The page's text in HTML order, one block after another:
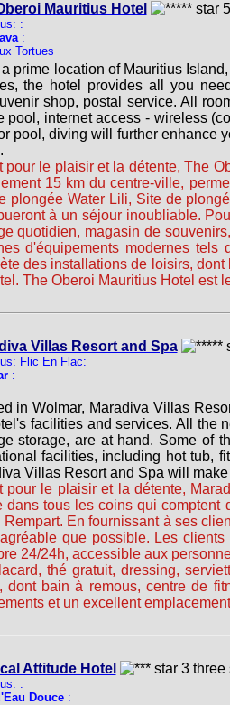
Mauritius Hotel
:
:
Tortues
prime location of Mauritius
the hotel provides all you
shop, postal service. All
pool, internet access - wireless
pool, diving will further enhance
pour le plaisir et la détente, The
15 km du centre-ville,
plongée Water Lili, Site de
à un séjour inoubliable.
quotidien, magasin de
d'équipements modernes
des installations de loisirs,
The Oberoi Mauritius Hotel est
Villas Resort and Spa
Flic En Flac:
:
in Wolmar, Maradiva Villas
facilities and services. All the
storage, are at hand. Some of
facilities, including hot tub,
Villas Resort and Spa will
pour le plaisir et la détente,
dans tous les coins qui comptent
Rempart. En fournissant à ses
que possible. Les
24/24h, accessible aux
thé gratuit, dressing,
dont bain à remous, centre de
et un excellent
Attitude Hotel
:
Douce: